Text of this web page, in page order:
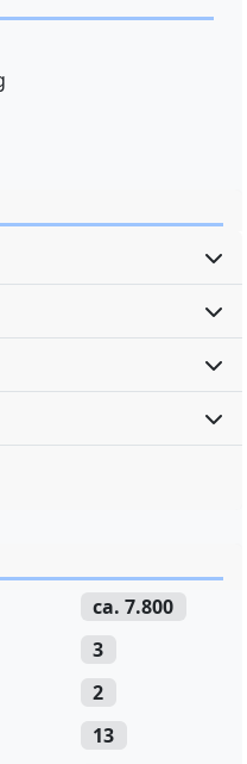
ca. 7.800
3
2
13